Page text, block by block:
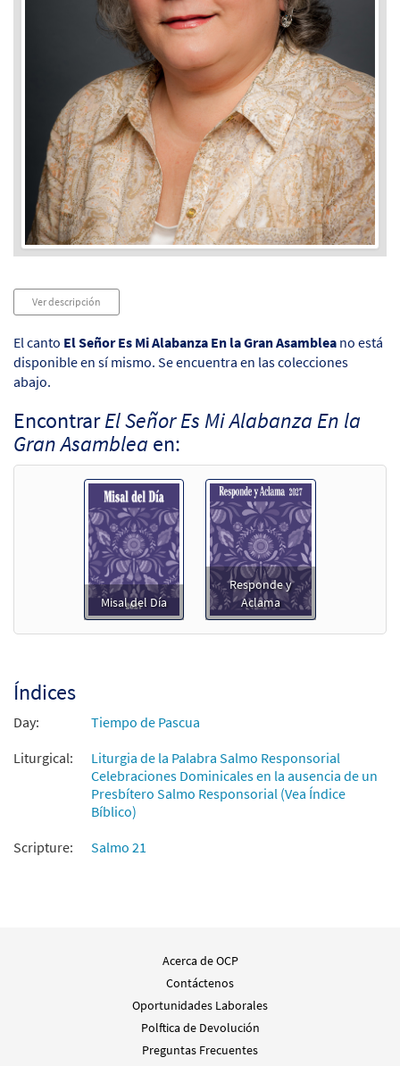
Ver descripción
El canto El Señor Es Mi Alabanza En la Gran Asamblea no está
disponible en sí mismo. Se encuentra en las colecciones
abajo.
EncontrarEl Señor Es Mi Alabanza En la
Gran Asamblea en:
Misal del Día
Responde y
Aclama
Índices
Day:
Tiempo de Pascua
Liturgical:
Liturgia de la Palabra Salmo Responsorial
Celebraciones Dominicales en la ausencia de un
Presbítero Salmo Responsorial (Vea Índice
Bíblico)
Scripture:
Salmo 21
Acerca de OCP
Contáctenos
Oportunidades Laborales
Polftica de Devolución
Preguntas Frecuentes